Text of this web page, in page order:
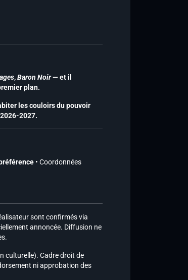
,Baron Noir— et il
plan.
les couloirs du pouvoir
2027.
• Coordonnées
sont confirmés via
annoncée. Diffusion ne
Cadre droit de
ni approbation des